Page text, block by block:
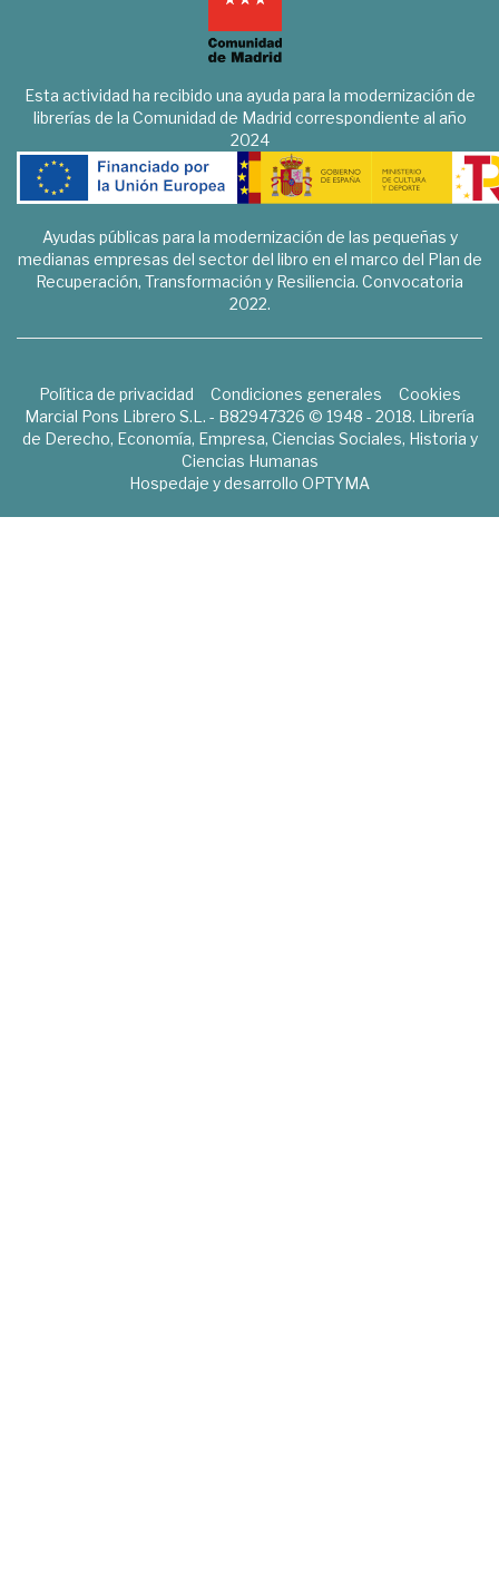
Esta actividad ha recibido una ayuda para la modernización de
librerías de la Comunidad de Madrid correspondiente al año
2024
Ayudas públicas para la modernización de las pequeñas y
medianas empresas del sector del libro en el marco del Plan de
Recuperación, Transformación y Resiliencia. Convocatoria
2022.
Política de privacidad Condiciones generales
Cookies
Marcial Pons Librero S.L. - B82947326 © 1948 - 2018. Librería
de Derecho, Economía, Empresa, Ciencias Sociales, Historia y
Ciencias Humanas
Hospedaje y desarrollo OPTYMA